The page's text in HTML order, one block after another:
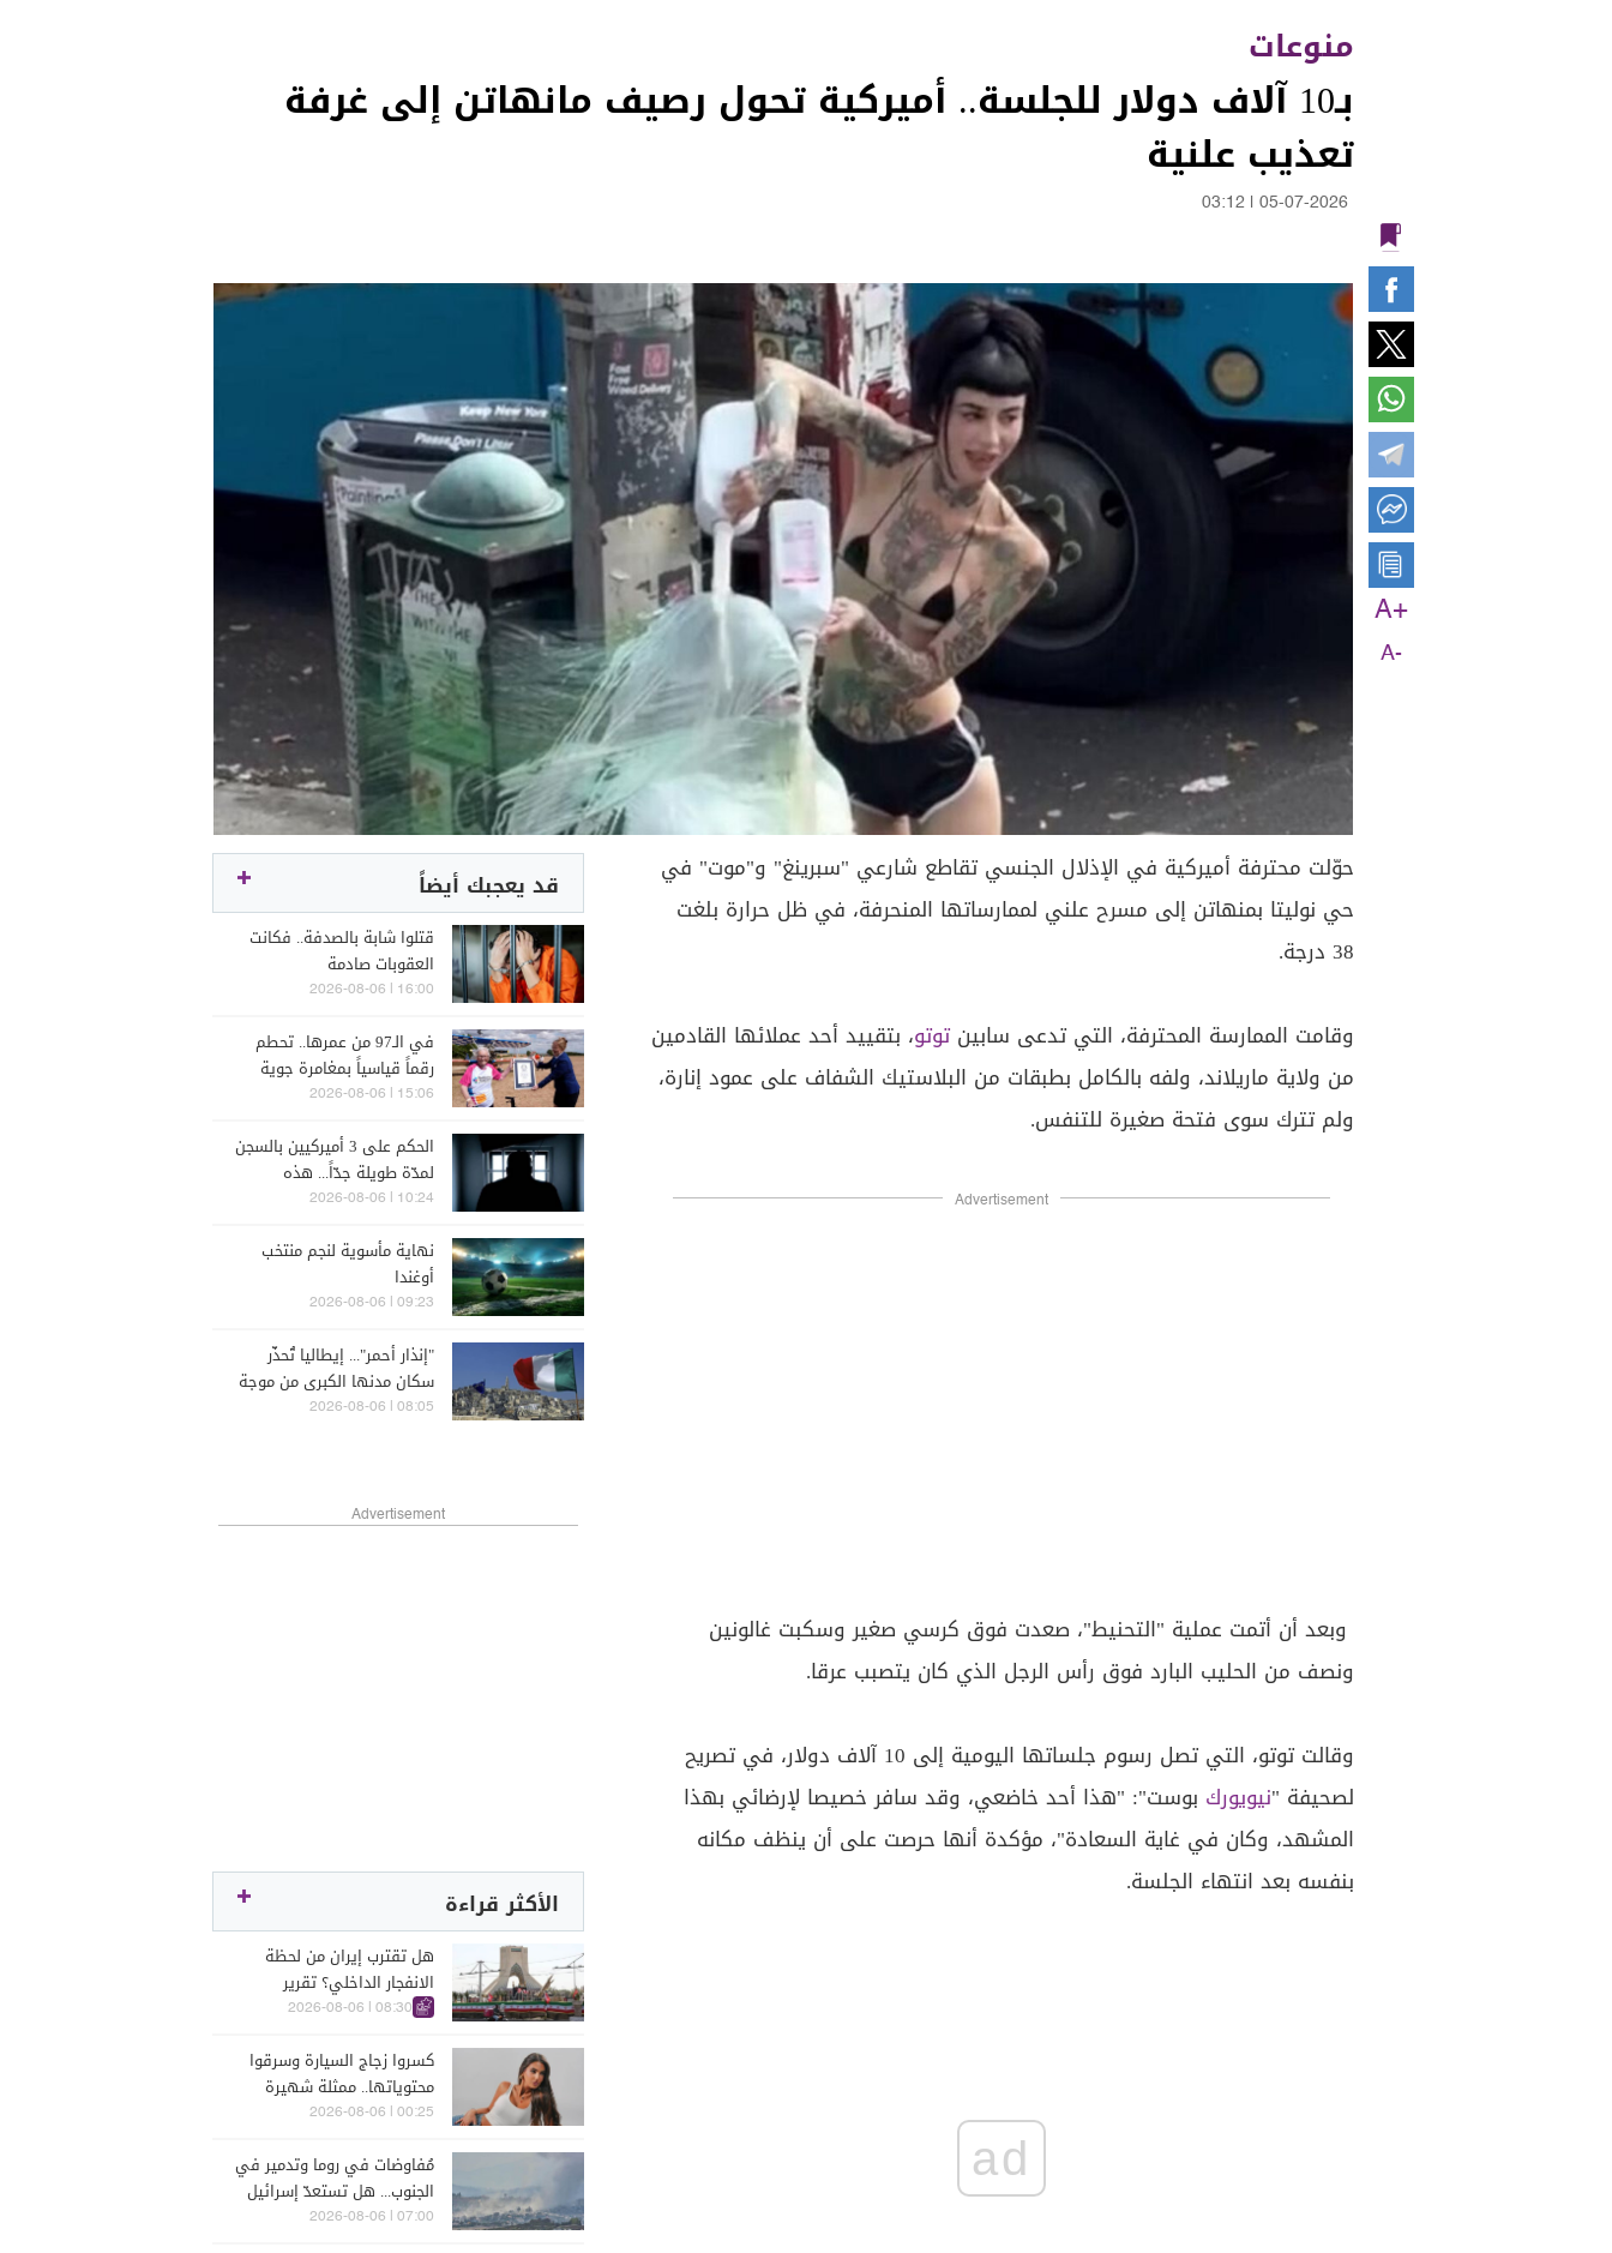
منوعات
بـ10 آلاف دولار للجلسة.. أميركية تحول رصيف مانهاتن إلى غرفة
تعذيب علنية
05-07-2026
03:12
A+
A-
حوّلت محترفة أميركية في الإذلال الجنسي تقاطع شارعي "سبرينغ" و"موت" في
حي نوليتا بمنهاتن إلى مسرح علني لممارساتها المنحرفة، في ظل حرارة بلغت
38 درجة.
وقامت الممارسة المحترفة، التي تدعى سابين توتو، بتقييد أحد عملائها القادمين
من ولاية ماريلاند، ولفه بالكامل بطبقات من البلاستيك الشفاف على عمود إنارة،
ولم تترك سوى فتحة صغيرة للتنفس.
Advertisement
وبعد أن أتمت عملية "التحنيط"، صعدت فوق كرسي صغير وسكبت غالونين
ونصف من الحليب البارد فوق رأس الرجل الذي كان يتصبب عرقا.
وقالت توتو، التي تصل رسوم جلساتها اليومية إلى 10 آلاف دولار، في تصريح
لصحيفة "نيويورك بوست": "هذا أحد خاضعي، وقد سافر خصيصا لإرضائي بهذا
المشهد، وكان في غاية السعادة"، مؤكدة أنها حرصت على أن ينظف مكانه
بنفسه بعد انتهاء الجلسة.
ad
قد يعجبك أيضاً
قتلوا شابة بالصدفة.. فكانت
العقوبات صادمة
16:00 | 2026-08-06
في الـ97 من عمرها.. تحطم
رقماً قياسياً بمغامرة جوية
(فيديو)
15:06 | 2026-08-06
الحكم على 3 أميركيين بالسجن
لمدّة طويلة جدّاً... هذه
تهمتهم
10:24 | 2026-08-06
نهاية مأسوية لنجم منتخب
أوغندا
09:23 | 2026-08-06
"إنذار أحمر"... إيطاليا تُحذّر
سكان مدنها الكبرى من موجة
الحرّ
08:05 | 2026-08-06
Advertisement
الأكثر قراءة
هل تقترب إيران من لحظة
الانفجار الداخلي؟ تقرير
اسرائيلي يكشف الكواليس
08:30 | 2026-08-06
كسروا زجاج السيارة وسرقوا
محتوياتها.. ممثلة شهيرة
تتعرّض للسرقة في الرملة
00:25 | 2026-08-06
مُفاوضات في روما وتدمير في
الجنوب... هل تستعدّ إسرائيل
للحرب؟
07:00 | 2026-08-06